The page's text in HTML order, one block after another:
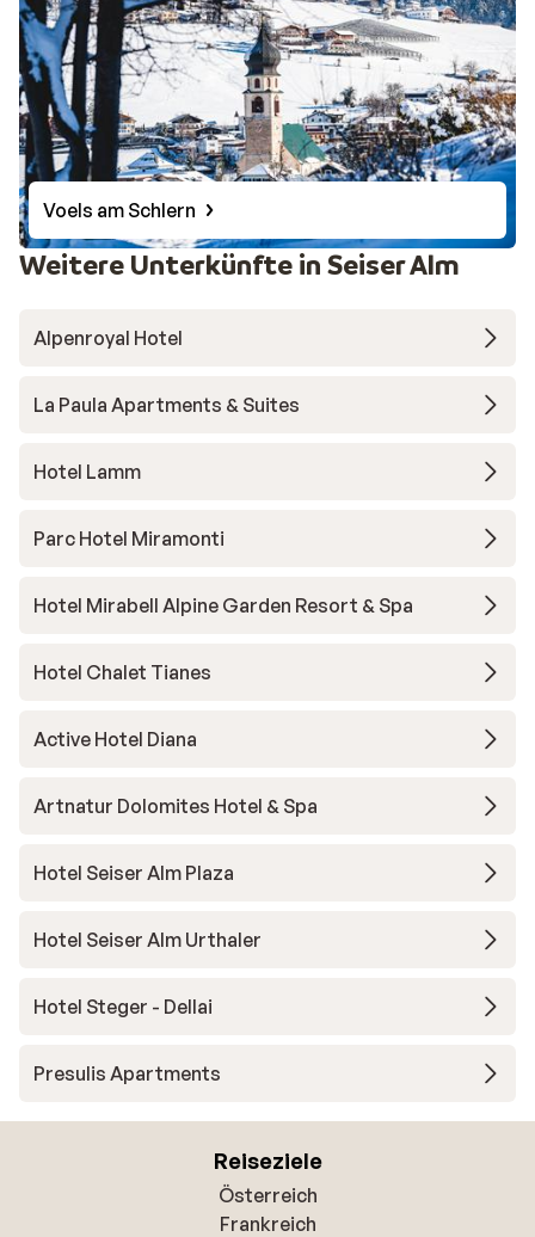
Voels am Schlern
Weitere Unterkünfte in Seiser Alm
Alpenroyal Hotel
La Paula Apartments & Suites
Hotel Lamm
Parc Hotel Miramonti
Hotel Mirabell Alpine Garden Resort & Spa
Hotel Chalet Tianes
Active Hotel Diana
Artnatur Dolomites Hotel & Spa
Hotel Seiser Alm Plaza
Hotel Seiser Alm Urthaler
Hotel Steger - Dellai
Presulis Apartments
Reiseziele
Österreich
Frankreich